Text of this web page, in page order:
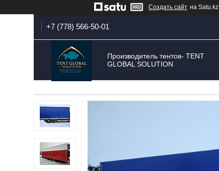
Создать сайт на Satu.kz
+7 (778) 566-50-01
Производитель тентов- TENT
GLOBAL SOLUTION